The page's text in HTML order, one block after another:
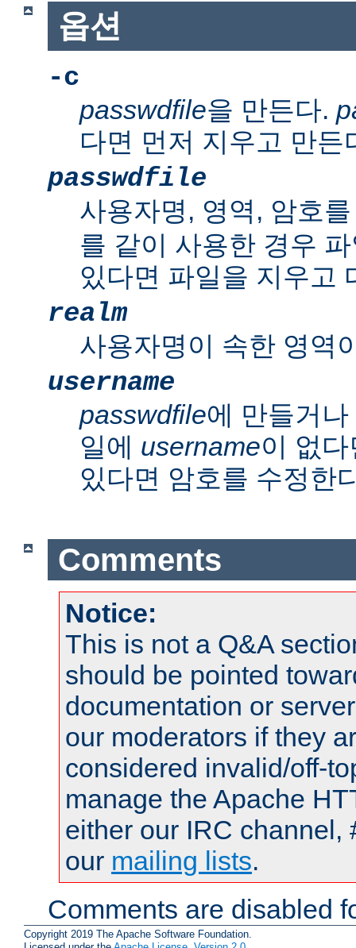
옵션
-c
passwdfile을 만든다.
다면 먼저 지우고 만든
passwdfile
사용자명, 영역, 암호
를 같이 사용한 경우
있다면 파일을 지우고
realm
사용자명이 속한 영역
username
passwdfile에 만들거
일에 username이 없
있다면 암호를 수정한
Comments
Notice:
This is not a Q&A
should be pointed
documentation or
our moderators if they
considered invalid/off-
manage the Apache
either our IRC channel,
our mailing lists.
Comments are disabled
Copyright 2019 The Apache Software Foundation.